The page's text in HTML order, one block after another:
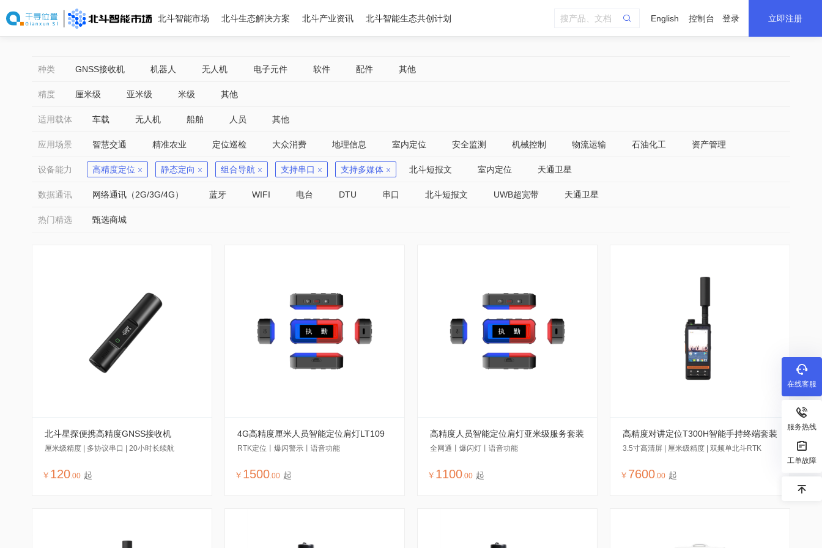
北斗智能市场 北斗生态解决方案 北斗产业资讯 北斗智能生态共创计划 English 控制台 登录 立即注册
种类 GNSS接收机 机器人 无人机 电子元件 软件 配件 其他
精度 厘米级 亚米级 米级 其他
适用载体 车载 无人机 船舶 人员 其他
应用场景 智慧交通 精准农业 定位巡检 大众消费 地理信息 室内定位 安全监测 机械控制 物流运输 石油化工 资产管理
设备能力 高精度定位 静态定向 组合导航 支持串口 支持多媒体 北斗短报文 室内定位 天通卫星
数据通讯 网络通讯（2G/3G/4G） 蓝牙 WIFI 电台 DTU 串口 北斗短报文 UWB超宽带 天通卫星
热门精选 甄选商城
北斗星探便携高精度GNSS接收机
厘米级精度 | 多协议串口 | 20小时长续航
￥ 120.00 起
4G高精度厘米人员智能定位肩灯LT109
RTK定位丨爆闪警示丨语音功能
￥ 1500.00 起
高精度人员智能定位肩灯亚米级服务套装
全网通丨爆闪灯丨语音功能
￥ 1100.00 起
高精度对讲定位T300H智能手持终端套装
3.5寸高清屏 | 厘米级精度 | 双频单北斗RTK
￥ 7600.00 起
在线客服
服务热线
工单故障